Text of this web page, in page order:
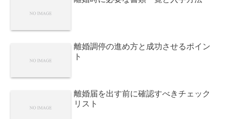
離婚調停の進め方と成功させるポイン
ト
離婚届を出す前に確認すべきチェック
リスト